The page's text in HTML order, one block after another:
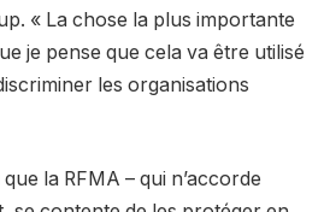
« La chose la plus importante
je pense que cela va être utilisé
les organisations
la RFMA – qui n’accorde